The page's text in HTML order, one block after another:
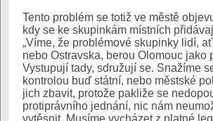
Tento problém se totiž ve městě
kdy se ke skupinkám místních
„Víme, že problémové skupinky lidí,
nebo Ostravska, berou Olomouc jako
Vystupují tady, sdružují se. Snažíme
kontrolou buď státní, nebo městské
jich zbavit, protože pakliže se
protiprávního jednání, nic nám
vytěsnit. Musíme vycházet z platné